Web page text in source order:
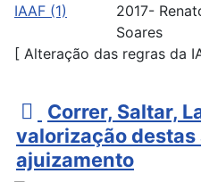
2017-
Soares
[ Alteração das regras da
p
d
f
Correr, Saltar,
valorização
ajuizamento